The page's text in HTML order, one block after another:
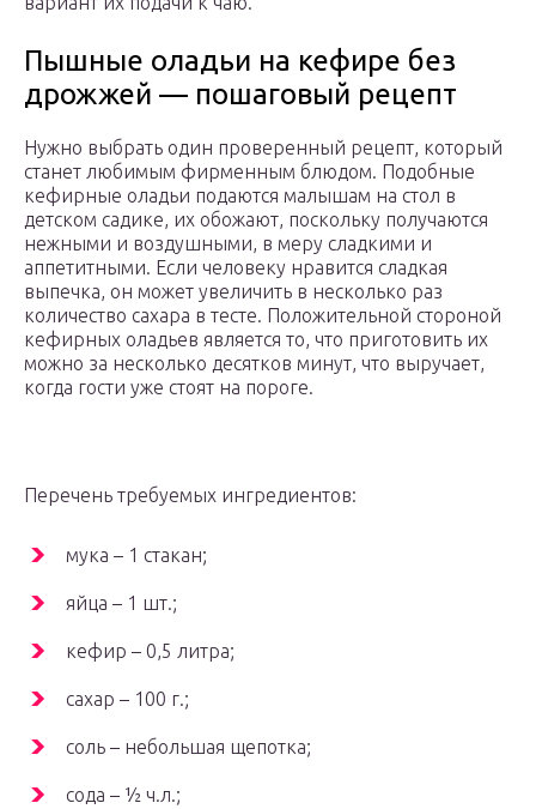
Пышные оладьи на кефире без
дрожжей — пошаговый рецепт
Нужно выбрать один проверенный рецепт, который
станет любимым фирменным блюдом. Подобные
кефирные оладьи подаются малышам на стол в
детском садике, их обожают, поскольку получаются
нежными и воздушными, в меру сладкими и
аппетитными. Если человеку нравится сладкая
выпечка, он может увеличить в несколько раз
количество сахара в тесте. Положительной стороной
кефирных оладьев является то, что приготовить их
можно за несколько десятков минут, что выручает,
когда гости уже стоят на пороге.
Перечень требуемых ингредиентов:
мука – 1 стакан;
яйца – 1 шт.;
кефир – 0,5 литра;
сахар – 100 г.;
соль – небольшая щепотка;
сода – ½ ч.л.;